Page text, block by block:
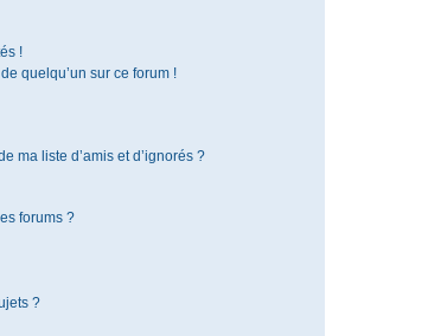
!
quelqu’un sur ce forum !
ma liste d’amis et d’ignorés ?
forums ?
?